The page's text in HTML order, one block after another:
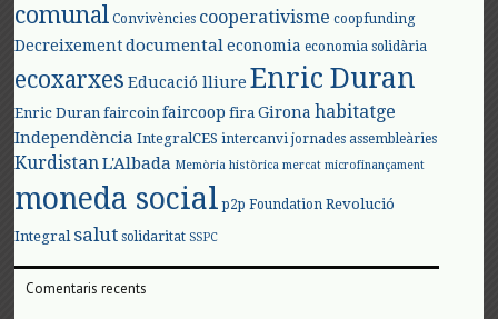
comunal Convivències cooperativisme coopfunding
Decreixement documental economia economia solidària
ecoxarxes Educació lliure Enric Duran
Enric Duran faircoin faircoop fira Girona habitatge
Independència IntegralCES intercanvi jornades assembleàries
KurdistanL'Albada Memòria històrica mercat microfinançament
moneda social p2p Foundation Revolució
Integral salut solidaritat SSPC
Comentaris recents